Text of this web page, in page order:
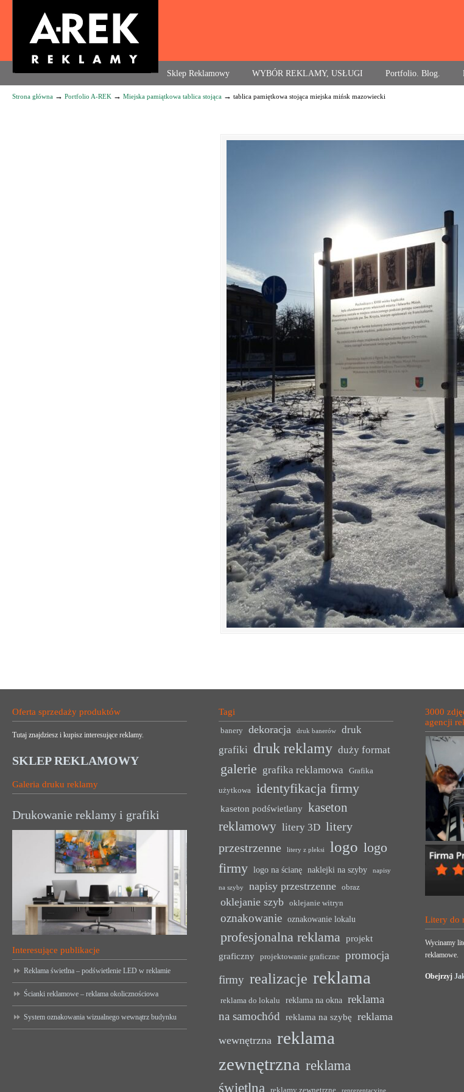
Agencja reklamowa. Reklama – usługi, druk
Sklep Reklamowy WYBÓR REKLAMY, USŁUGI Portfolio. Blog.
Navigation
Strona główna → Portfolio A-REK → Miejska pamiątkowa tablica stojąca → tablica pamiętkowa stojąca miejska mińsk mazowiecki
Oferta sprzedaży produktów
Tutaj znajdziesz i kupisz interesujące reklamy.
SKLEP REKLAMOWY
Galeria druku reklamy
Drukowanie reklamy i grafiki
Interesujące publikacje
Reklama świetlna – podświetlenie LED w reklamie
Ścianki reklamowe – reklama okolicznościowa
System oznakowania wizualnego wewnątrz budynku
Tagi
banery dekoracja druk banerów
druk
grafiki druk reklamy duży format
galerie grafika reklamowa Grafika
użytkowa identyfikacja firmy
kaseton podświetlany kaseton
reklamowy litery 3D litery
przestrzenne
litery z pleksi logo logo
firmy
logo na ścianę naklejki na szyby napisy
na szyby napisy przestrzenne obraz
oklejanie szyb oklejanie witryn
oznakowanie oznakowanie lokalu
profesjonalna reklama projekt
graficzny
projektowanie graficzne
promocja
firmy realizacje reklama
reklama do lokalu reklama na okna
reklama
na samochód reklama na szybę reklama
wewnętrzna reklama
zewnętrzna reklama
świetlna
reklamy zewnętrzne reprezentacyjne
3000
agencji
Litery do
Wycinamy
reklamowe.
Obejrzyj